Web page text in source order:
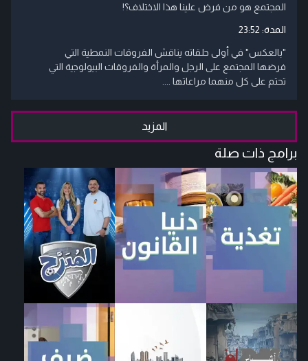
المجتمع هو من فرض علينا هذا الاختلاف؟!
المدة: 23:52
"بالعكس" في أولى حلقاته يناقش الفروقات النمطية التي
فرضها المجتمع على الرجل والمرأة والفروقات البيولوجية التي
تحتم على كل منهما مراعاتها ....
المزيد
برامج ذات صلة